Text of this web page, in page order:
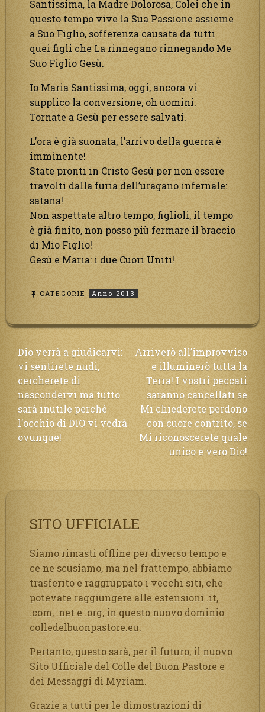
Santissima, la Madre Dolorosa, Colei che in
questo tempo vive la Sua Passione assieme
a Suo Figlio, sofferenza causata da tutti
quei figli che La rinnegano rinnegando Me
Suo Figlio Gesù.
Io Maria Santissima, oggi, ancora vi
supplico la conversione, oh uomini.
Tornate a Gesù per essere salvati.
L’ora è già suonata, l’arrivo della guerra è
imminente!
State pronti in Cristo Gesù per non essere
travolti dalla furia dell’uragano infernale:
satana!
Non aspettate altro tempo, figlioli, il tempo
è già finito, non posso più fermare il braccio
di Mio Figlio!
Gesù e Maria: i due Cuori Uniti!
CATEGORIE Anno 2013
Navigazione
articoli
Dio verrà a giudicarvi:
vi sentirete nudi,
cercherete di
nascondervi ma tutto
sarà inutile perché
l’occhio di DIO vi vedrà
ovunque!
Arriverò all’improvviso
e illuminerò tutta la
Terra! I vostri peccati
saranno cancellati se
Mi chiederete perdono
con cuore contrito, se
Mi riconoscerete quale
unico e vero Dio!
SITO UFFICIALE
Siamo rimasti offline per diverso tempo e
ce ne scusiamo, ma nel frattempo, abbiamo
trasferito e raggruppato i vecchi siti, che
potevate raggiungere alle estensioni .it,
.com, .net e .org, in questo nuovo dominio
colledelbuonpastore.eu.
Pertanto, questo sarà, per il futuro, il nuovo
Sito Ufficiale del Colle del Buon Pastore e
dei Messaggi di Myriam.
Grazie a tutti per le dimostrazioni di